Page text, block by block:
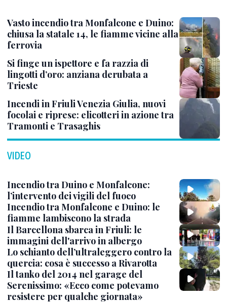
Vasto incendio tra Monfalcone e Duino:
chiusa la statale 14, le fiamme vicine alla
ferrovia
Si finge un ispettore e fa razzia di
lingotti d’oro: anziana derubata a
Trieste
Incendi in Friuli Venezia Giulia, nuovi
focolai e riprese: elicotteri in azione tra
Tramonti e Trasaghis
VIDEO
Incendio tra Duino e Monfalcone:
l’intervento dei vigili del fuoco
Incendio tra Monfalcone e Duino: le
fiamme lambiscono la strada
Il Barcellona sbarca in Friuli: le
immagini dell'arrivo in albergo
Lo schianto dell’ultraleggero contro la
quercia: cosa è successo a Rivarotta
Il tanko del 2014 nel garage del
Serenissimo: «Ecco come potevamo
resistere per qualche giornata»